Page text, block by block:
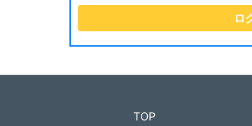
TOP